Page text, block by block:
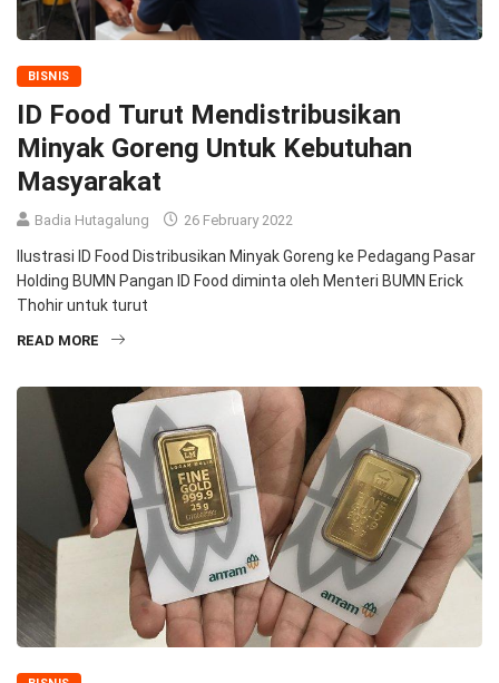
BISNIS
ID Food Turut Mendistribusikan
Minyak Goreng Untuk Kebutuhan
Masyarakat
Badia Hutagalung 26 February 2022
Ilustrasi ID Food Distribusikan Minyak Goreng ke Pedagang Pasar
Holding BUMN Pangan ID Food diminta oleh Menteri BUMN Erick
Thohir untuk turut
READ MORE